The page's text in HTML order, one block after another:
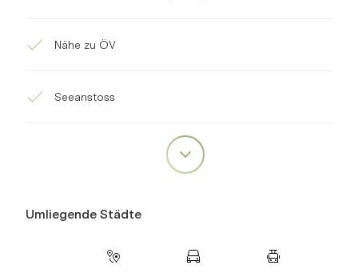
Nähe zu ÖV
Seeanstoss
Umliegende Städte